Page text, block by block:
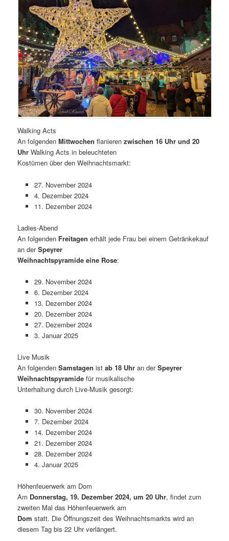
Walking Acts
An folgendenMittwochenflanieren zwischen 16 Uhr und 20
Uhr Walking Acts in beleuchteten
Kostümen über den Weihnachtsmarkt:
27. November 2024
4. Dezember 2024
11. Dezember 2024
Ladies-Abend
An folgenden Freitagen erhält jede Frau bei einem Getränkekauf
an derSpeyrer
Weihnachtspyramide eine Rose:
29. November 2024
6. Dezember 2024
13. Dezember 2024
20. Dezember 2024
27. Dezember 2024
3. Januar 2025
Live Musik
An folgendenSamstagenistab 18 Uhr an derSpeyrer
Weihnachtspyramide für musikalische
Unterhaltung durch Live-Musik gesorgt:
30. November 2024
7. Dezember 2024
14. Dezember 2024
21. Dezember 2024
28. Dezember 2024
4. Januar 2025
Höhenfeuerwerk am Dom
Am Donnerstag, 19. Dezember 2024, um 20 Uhr, findet zum
zweiten Mal das Höhenfeuerwerk am
Domstatt. Die Öffnungszeit des Weihnachtsmarkts wird an
diesem Tag bis 22 Uhr verlängert.